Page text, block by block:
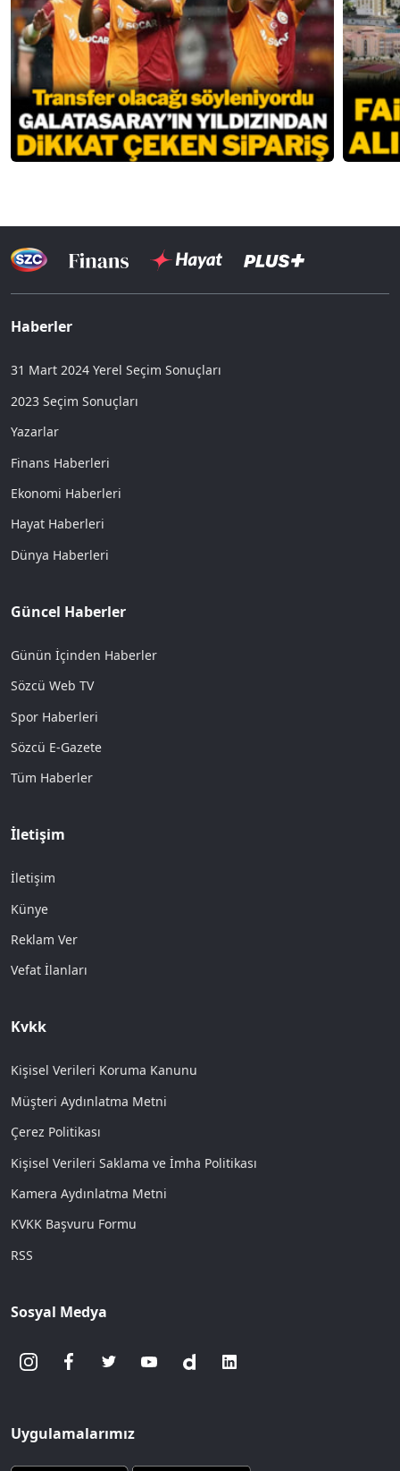
Haberler
31 Mart 2024 Yerel Seçim Sonuçları
2023 Seçim Sonuçları
Yazarlar
Finans Haberleri
Ekonomi Haberleri
Hayat Haberleri
Dünya Haberleri
Güncel Haberler
Günün İçinden Haberler
Sözcü Web TV
Spor Haberleri
Sözcü E-Gazete
Tüm Haberler
İletişim
İletişim
Künye
Reklam Ver
Vefat İlanları
Kvkk
Kişisel Verileri Koruma Kanunu
Müşteri Aydınlatma Metni
Çerez Politikası
Kişisel Verileri Saklama ve İmha Politikası
Kamera Aydınlatma Metni
KVKK Başvuru Formu
RSS
Sosyal Medya
Uygulamalarımız